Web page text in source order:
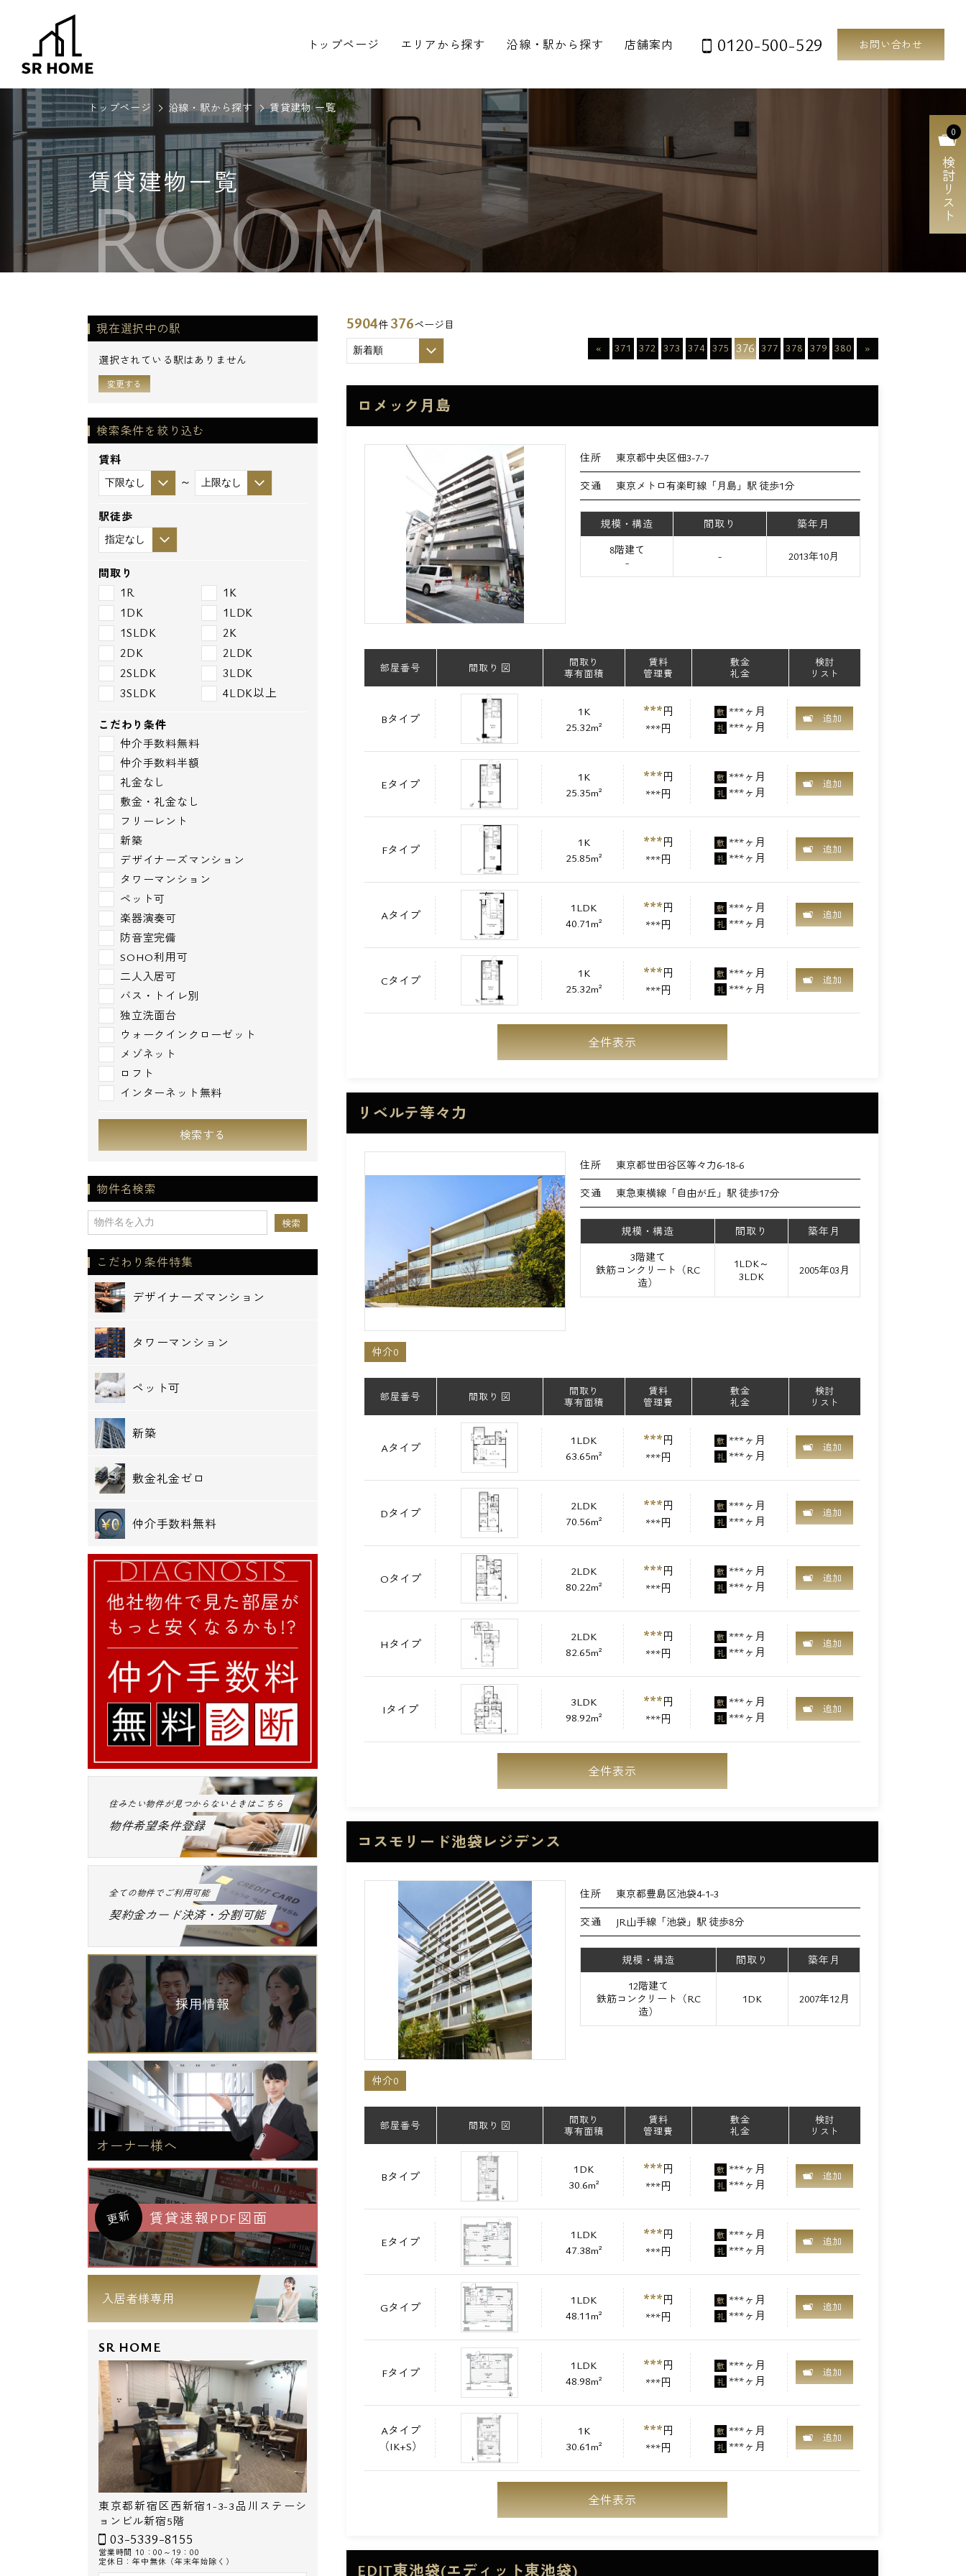
トップページ エリアから探す 沿線・駅から探す 店舗案内 0120-500-529 お問い合わせ
0
検討リスト
トップページ 沿線・駅から探す 賃貸建物 一覧
賃貸建物一覧
ROOM
5904件376ページ目
«
371 372 373 374 375 376 377 378 379 380 »
ロメック月島
住所 東京都中央区佃3-7-7
交通 東京メトロ有楽町線「月島」駅 徒歩1分
規模・構造 間取り
築年月
8階建て
-
- 2013年10月
部屋番号 間取り 図
間取り
専有面積
賃料
管理費
敷金
礼金
検討
リスト
Bタイプ
1K
25.32m²
***円
***円
敷 ***ヶ月
礼 ***ヶ月
追加
Eタイプ
1K
25.35m²
***円
***円
敷 ***ヶ月
礼 ***ヶ月
追加
Fタイプ
1K
25.85m²
***円
***円
敷 ***ヶ月
礼 ***ヶ月
追加
Aタイプ
1LDK
40.71m²
***円
***円
敷 ***ヶ月
礼 ***ヶ月
追加
Cタイプ
1K
25.32m²
***円
***円
敷 ***ヶ月
礼 ***ヶ月
追加
全件表示
リベルテ等々力
住所 東京都世田谷区等々力6-18-6
交通 東急東横線「自由が丘」駅 徒歩17分
規模・構造 間取り
築年月
3階建て
鉄筋コンクリート（RC
造）
1LDK～
3LDK
2005年03月
仲介0
部屋番号 間取り 図
間取り
専有面積
賃料
管理費
敷金
礼金
検討
リスト
Aタイプ
1LDK
63.65m²
***円
***円
敷 ***ヶ月
礼 ***ヶ月
追加
Dタイプ
2LDK
70.56m²
***円
***円
敷 ***ヶ月
礼 ***ヶ月
追加
Oタイプ
2LDK
80.22m²
***円
***円
敷 ***ヶ月
礼 ***ヶ月
追加
Hタイプ
2LDK
82.65m²
***円
***円
敷 ***ヶ月
礼 ***ヶ月
追加
Iタイプ
3LDK
98.92m²
***円
***円
敷 ***ヶ月
礼 ***ヶ月
追加
全件表示
コスモリード池袋レジデンス
住所 東京都豊島区池袋4-1-3
交通 JR山手線「池袋」駅 徒歩8分
規模・構造 間取り
築年月
12階建て
鉄筋コンクリート（RC
造）
1DK 2007年12月
仲介0
部屋番号 間取り 図
間取り
専有面積
賃料
管理費
敷金
礼金
検討
リスト
Bタイプ
1DK
30.6m²
***円
***円
敷 ***ヶ月
礼 ***ヶ月
追加
Eタイプ
1LDK
47.38m²
***円
***円
敷 ***ヶ月
礼 ***ヶ月
追加
Gタイプ
1LDK
48.11m²
***円
***円
敷 ***ヶ月
礼 ***ヶ月
追加
Fタイプ
1LDK
48.98m²
***円
***円
敷 ***ヶ月
礼 ***ヶ月
追加
Aタイプ
（IK+S）
1K
30.61m²
***円
***円
敷 ***ヶ月
礼 ***ヶ月
追加
全件表示
EDIT東池袋(エディット東池袋)
現在選択中の駅
選択されている駅はありません
変更する
検索条件を絞り込む
賃料
～
駅徒歩
間取り
1R
1K
1DK
1LDK
1SLDK
2K
2DK
2LDK
2SLDK
3LDK
3SLDK
4LDK以上
こだわり条件
仲介手数料無料
仲介手数料半額
礼金なし
敷金・礼金なし
フリーレント
新築
デザイナーズマンション
タワーマンション
ペット可
楽器演奏可
防音室完備
SOHO利用可
二人入居可
バス・トイレ別
独立洗面台
ウォークインクローゼット
メゾネット
ロフト
インターネット無料
検索する
物件名検索
こだわり条件特集
デザイナーズマンション
タワーマンション
ペット可
新築
敷金礼金ゼロ
仲介手数料無料
住みたい物件が見つからないときはこちら
物件希望条件登録
全ての物件でご利用可能
契約金カード決済・分割可能
採用情報
オーナー様へ
更新 賃貸速報PDF図面
入居者様専用
SR HOME
東京都新宿区西新宿1-3-3品川ステーシ
ョンビル新宿5階
03-5339-8155
営業時間 10：00～19：00
定休日：年中無休（年末年始除く）